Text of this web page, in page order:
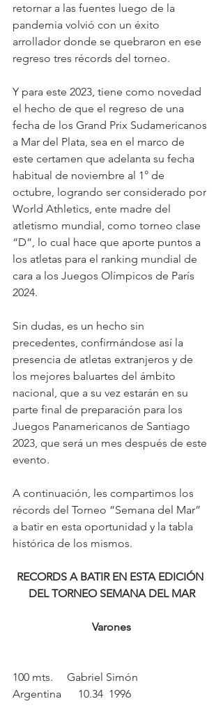
retornar a las fuentes luego de la
pandemia volvió con un éxito
arrollador donde se quebraron en ese
regreso tres récords del torneo.
Y para este 2023, tiene como novedad
el hecho de que el regreso de una
fecha de los Grand Prix Sudamericanos
a Mar del Plata, sea en el marco de
este certamen que adelanta su fecha
habitual de noviembre al 1° de
octubre, logrando ser considerado por
World Athletics, ente madre del
atletismo mundial, como torneo clase
“D”, lo cual hace que aporte puntos a
los atletas para el ranking mundial de
cara a los Juegos Olímpicos de París
2024.
Sin dudas, es un hecho sin
precedentes, confirmándose así la
presencia de atletas extranjeros y de
los mejores baluartes del ámbito
nacional, que a su vez estarán en su
parte final de preparación para los
Juegos Panamericanos de Santiago
2023, que será un mes después de este
evento.
A continuación, les compartimos los
récords del Torneo “Semana del Mar”
a batir en esta oportunidad y la tabla
histórica de los mismos.
RECORDS A BATIR EN ESTA EDICIÓN
DEL TORNEO SEMANA DEL MAR
Varones
100 mts.     Gabriel Simón
Argentina      10.34  1996